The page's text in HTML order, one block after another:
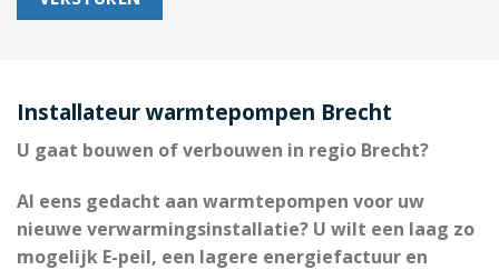
Installateur warmtepompen Brecht
U gaat bouwen of verbouwen in regio Brecht?
Al eens gedacht aan warmtepompen voor uw
nieuwe verwarmingsinstallatie? U wilt een laag zo
mogelijk E-peil, een lagere energiefactuur en